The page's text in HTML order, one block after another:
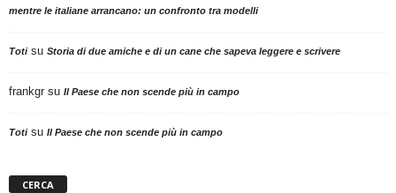
mentre le italiane arrancano: un confronto tra modelli
Totisu Storia di due amiche e di un cane che sapeva leggere e scrivere
frankgr su Il Paese che non scende più in campo
Totisu Il Paese che non scende più in campo
CERCA